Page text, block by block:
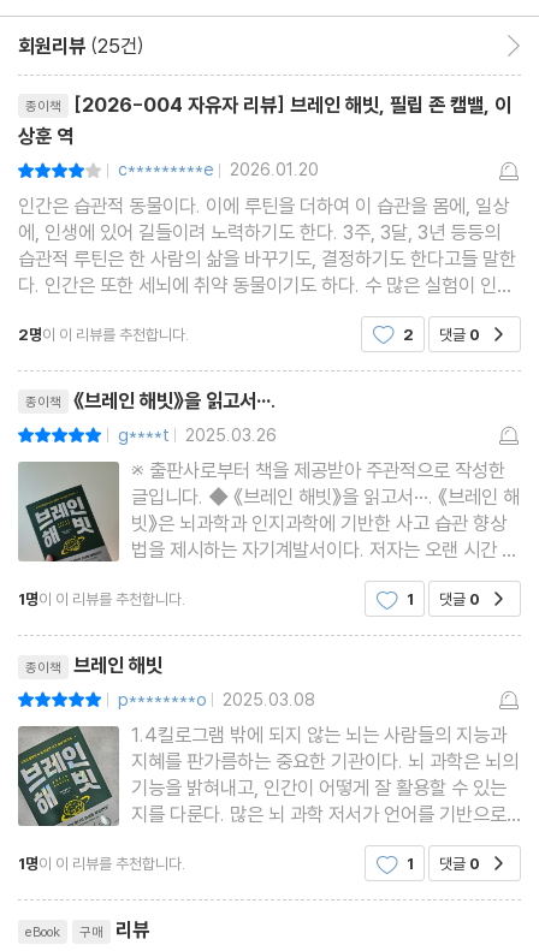
6부 _ 뇌의 습관이 가진 힘을 깨우다
18장 마음의 기
19장 미래를 위해 뇌를 재구성하기
감사의 말
용어 해설
주
회원리뷰 (25건)
종이책
[2026-004 자유자 리뷰] 브레인 해빗, 필립 존 캠밸, 이
상훈 역
| c*********e | 2026.01.20
인간은 습관적 동물이다. 이에 루틴을 더하여 이 습관을 몸에, 일상
에, 인생에 있어 길들이려 노력하기도 한다. 3주, 3달, 3년 등등의
습관적 루틴은 한 사람의 삶을 바꾸기도, 결정하기도 한다고들 말한
다. 인간은 또한 세뇌에 취약 동물이기도 하다. 수 많은 실험이 인간
의 세뇌로부터 지켜주기 위해 사회적으로 노력했다. 이는 최소한의
인간적인 삶을 영위하기 위함이고, 영위하도록
2명이 이 리뷰를 추천합니다. 2 댓글 0
종이책 《브레인 해빗》을 읽고서···.
| g****t | 2025.03.26
※ 출판사로부터 책을 제공받아 주관적으로 작성한
글입니다. ◆ 《브레인 해빗》을 읽고서···. 《브레인 해
빗》은 뇌과학과 인지과학에 기반한 사고 습관 향상
법을 제시하는 자기계발서이다. 저자는 오랜 시간 기
업 임원들과 기업가들을 코칭 하며 축적한 경험을 바
탕으로, 뇌를 어떻게 업그레이드할 것인지에 대한 실
천적 체계를 개발해왔다. 이 책의 가장 큰 특징은 ‘잠
재의식의 성공
1명이 이 리뷰를 추천합니다. 1 댓글 0
종이책 브레인 해빗
| p********o | 2025.03.08
1.4킬로그램 밖에 되지 않는 뇌는 사람들의 지능과
지혜를 판가름하는 중요한 기관이다. 뇌 과학은 뇌의
기능을 밝혀내고, 인간이 어떻게 잘 활용할 수 있는
지를 다룬다. 많은 뇌 과학 저서가 언어를 기반으로
하는 마음 습관을 통해 습관을 바꾸는 방법을 알려준
다. 사고 자체보다는 뇌를 우리가 원하는 대로 생각
하도록 조정하려는 목적이다.하지만 이 책은 기존의
접근 방법을 정면으
1명이 이 리뷰를 추천합니다. 1 댓글 0
eBook 구매 리뷰